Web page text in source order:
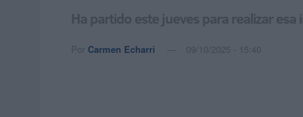
Ha partido este jueves para realizar
Por Carmen Echarri 09/10/2025 - 15:40